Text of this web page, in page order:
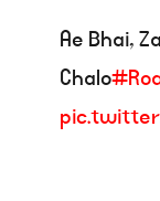
Ae Bhai,
Chalo